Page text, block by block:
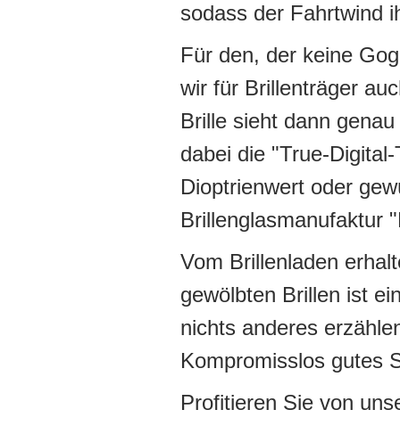
sodass der Fahrtwind
Für den, der keine
wir für Brillenträger
Brille sieht dann
dabei die "True-
Dioptrienwert oder
Brillenglasmanufaktur
Vom Brillenladen
gewölbten Brillen ist
nichts anderes
Kompromisslos gutes
Profitieren Sie von